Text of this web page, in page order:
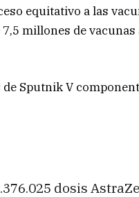
equitativo a las
millones de
Sputnik V
dosis